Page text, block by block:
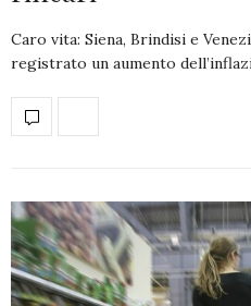
Caro vita: Siena, Brindisi e
registrato un aumento